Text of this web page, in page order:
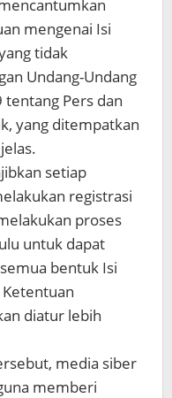
mengenai Isi
tidak
Undang-Undang
Pers dan
yang ditempatkan
setiap
registrasi
proses
untuk dapat
bentuk Isi
diatur lebih
media siber
memberi